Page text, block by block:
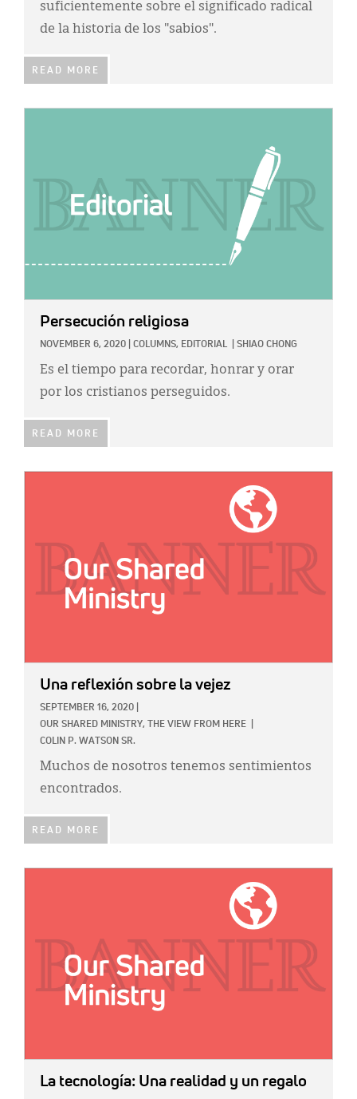
suficientemente sobre el significado radical
de la historia de los "sabios".
READ MORE
Persecución religiosa
NOVEMBER 6, 2020 COLUMNS, EDITORIAL SHIAO CHONG
Es el tiempo para recordar, honrar y orar
por los cristianos perseguidos.
READ MORE
Una reflexión sobre la vejez
SEPTEMBER 16, 2020
OUR SHARED MINISTRY,
THE VIEW FROM HERE
COLIN P. WATSON SR.
Muchos de nosotros tenemos sentimientos
encontrados.
READ MORE
La tecnología: Una realidad y un regalo